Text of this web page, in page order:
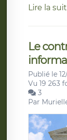
Lire la
Le
Publié le
Vu 19 263
3
Par